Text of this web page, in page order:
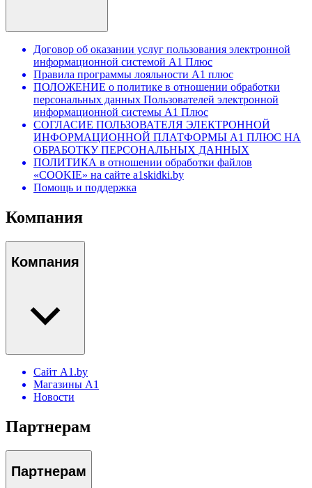
Договор об оказании услуг пользования электронной
информационной системой А1 Плюс
Правила программы лояльности А1 плюс
ПОЛОЖЕНИЕ о политике в отношении обработки
персональных данных Пользователей электронной
информационной системы А1 Плюс
СОГЛАСИЕ ПОЛЬЗОВАТЕЛЯ ЭЛЕКТРОННОЙ
ИНФОРМАЦИОННОЙ ПЛАТФОРМЫ А1 ПЛЮС НА
ОБРАБОТКУ ПЕРСОНАЛЬНЫХ ДАННЫХ
ПОЛИТИКА в отношении обработки файлов
«COOKIE» на сайте a1skidki.by
Помощь и поддержка
Компания
Компания
Сайт A1.by
Магазины А1
Новости
Партнерам
Партнерам